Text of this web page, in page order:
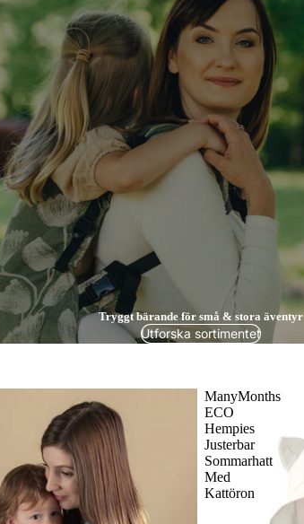
Tryggt bärande för små & stora äventyr
Utforska sortimentet
ManyMonths
ECO
Hempies
Justerbar
Sommarhatt
Med
Kattöron